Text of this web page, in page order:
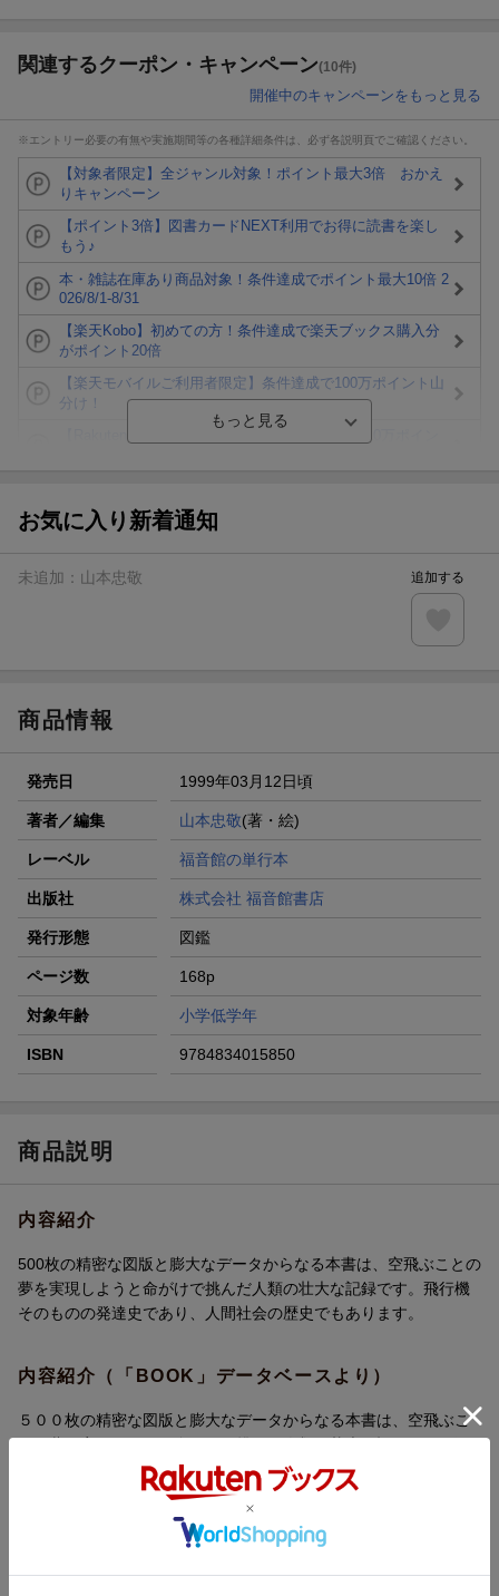
関連するクーポン・キャンペーン(10件)
開催中のキャンペーンをもっと見る
※エントリー必要の有無や実施期間等の各種詳細条件は、必ず各説明頁でご確認ください。
【対象者限定】全ジャンル対象！ポイント最大3倍 おかえ
りキャンペーン
【ポイント3倍】図書カードNEXT利用でお得に読書を楽し
もう♪
本・雑誌在庫あり商品対象！条件達成でポイント最大10倍 2
026/8/1-8/31
【楽天Kobo】初めての方！条件達成で楽天ブックス購入分
がポイント20倍
【楽天モバイルご利用者限定】条件達成で100万ポイント山
分け！
が当たる！
楽天モバイル紹介キャンペーンの拡散で300円OFFクーポン
条件達成で楽天限定・宝塚歌劇 宙組貸切公演ペアチケット
お気に入り新着通知
未追加： 山本忠敬 追加する
商品情報
発売日 1999年03月12日頃
著者／編集 山本忠敬(著・絵)
レーベル 福音館の単行本
出版社 株式会社 福音館書店
発行形態 図鑑
ページ数 168p
対象年齢 小学低学年
ISBN 9784834015850
商品説明
内容紹介
500枚の精密な図版と膨大なデータからなる本書は、空飛ぶことの
夢を実現しようと命がけで挑んだ人類の壮大な記録です。飛行機
そのものの発達史であり、人間社会の歴史でもあります。
内容紹介（「BOOK」データベースより）
５００枚の精密な図版と膨大なデータからなる本書は、空飛ぶこ
行機そのものの発達史であり、人間社会の歴史でもあります。
目次（「BOOK」データベースより）
１ 空とぶ、あこがれの時代／２ プロペラまわして、空とぶ時